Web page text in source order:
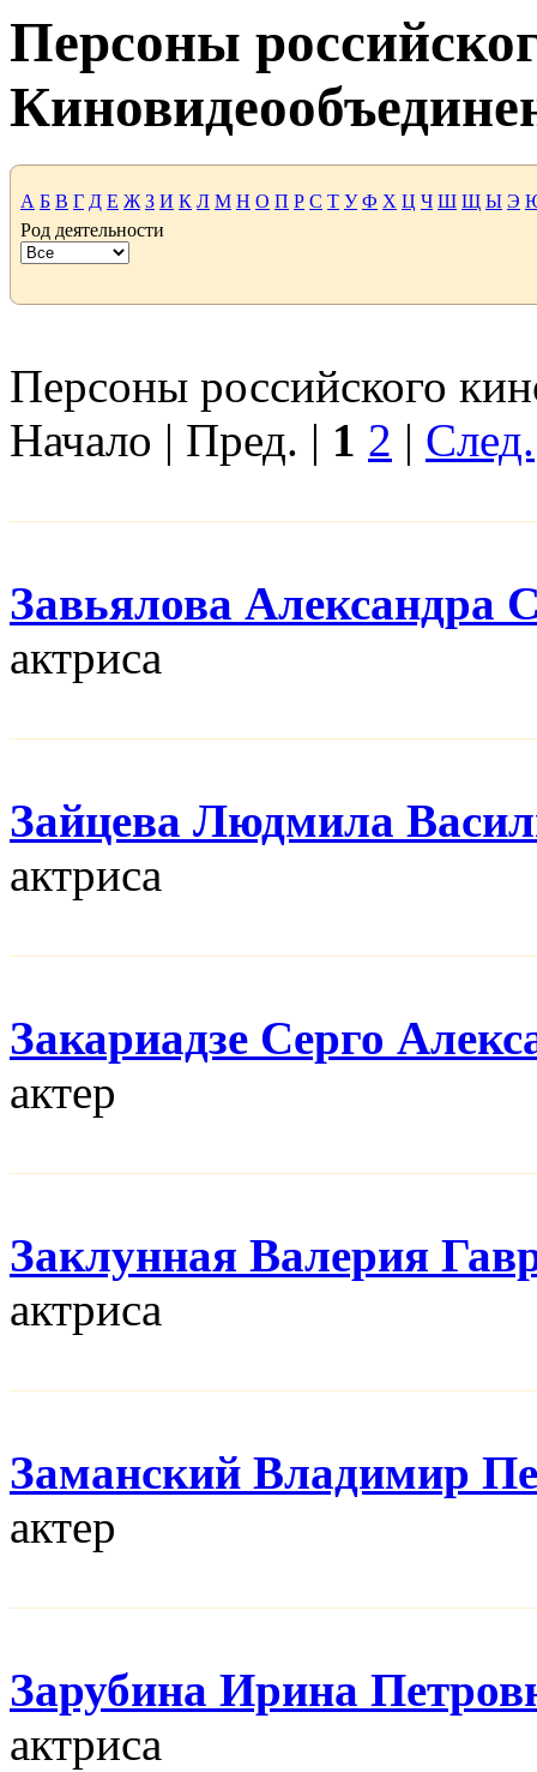
Персоны
А Б В Г Д Е Ж З И К Л М Н О П Р С Т У Ф Х Ц Ч Ш Щ Ы Э
Род деятельности
Персоны российского
Начало | Пред. | 1 2 | След.
Завьялова Александра
актриса
Зайцева Людмила
актриса
Закариадзе Серго
актер
Заклунная Валерия
актриса
Заманский Владимир
актер
Зарубина Ирина
актриса